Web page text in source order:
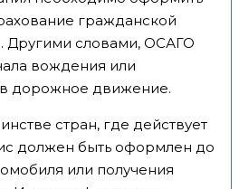
гражданской
Другими словами, ОСАГО
вождения или
дорожное движение.
стран, где действует
должен быть оформлен до
или получения